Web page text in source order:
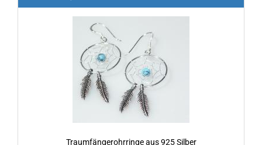
Traum­fän­ge­rohr­rin­ge aus 925 Sil­ber